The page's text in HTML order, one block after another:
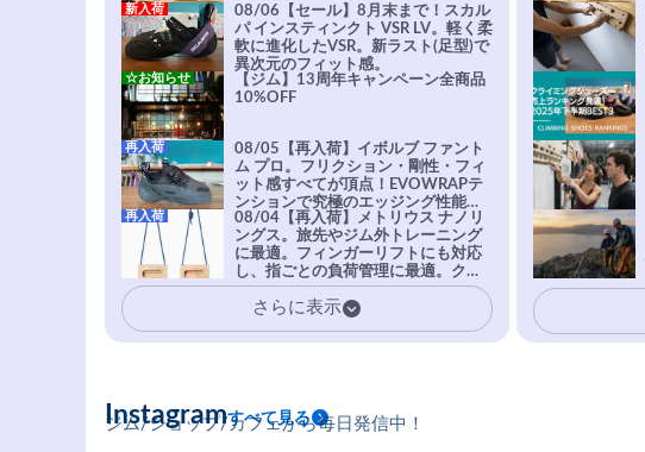
08/06【セール】8月末まで！スカル
パ インスティンクト VSR LV。軽く柔
軟に進化したVSR。新ラスト(足型)で
異次元のフィット感。
新入荷
【ジム】13周年キャンペーン全商品
10%OFF
☆お知らせ
08/05【再入荷】イボルブ ファント
ム プロ。フリクション・剛性・フィ
ット感すべてが頂点！EVOWRAPテ
ンションで究極のエッジング性能を
実現。進化系ラバーEvo-74はTRAX
を凌駕する粘着力で極小ホールドに
安心感。
再入荷
08/04【再入荷】メトリウス ナノリ
ングス。旅先やジム外トレーニング
に最適。フィンガーリフトにも対応
し、指ごとの負荷管理に最適。クラ
イマーの指を本気で鍛えるギア。
再入荷
さらに表示
ジム/ショップ/カフェから毎日発信中！
Instagramすべて見る